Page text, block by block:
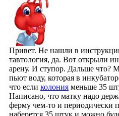
Привет. Не нашли в
тавтология, да. Вот открыли
арену. И ступор. Дальше что?
пьют воду, которая в
что если колония меньше 35
Написано, что матку надо
ферму чем-то и периодически